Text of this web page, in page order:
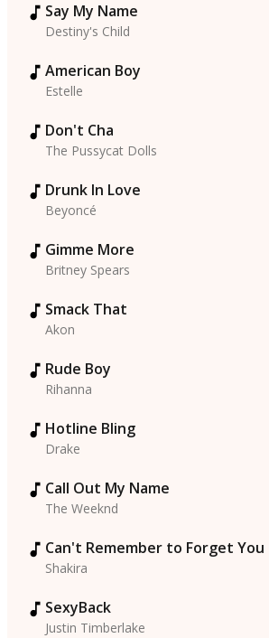
Say My Name
Destiny's Child
American Boy
Estelle
Don't Cha
The Pussycat Dolls
Drunk In Love
Beyoncé
Gimme More
Britney Spears
Smack That
Akon
Rude Boy
Rihanna
Hotline Bling
Drake
Call Out My Name
The Weeknd
Can't Remember to Forget You
Shakira
SexyBack
Justin Timberlake